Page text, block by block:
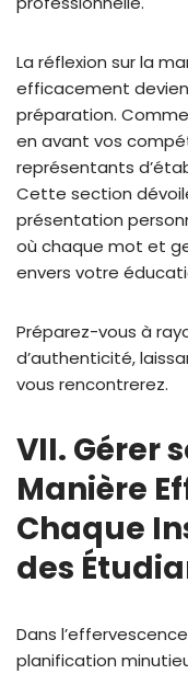
La réflexion sur la
efficacement
préparation.
en avant vos
représentants
Cette section
présentation
où chaque mot et
envers votre
Préparez-vous à
d’authenticité,
vous rencontrerez.
VII. Gérer
Manière
Chaque
des
Dans
planification